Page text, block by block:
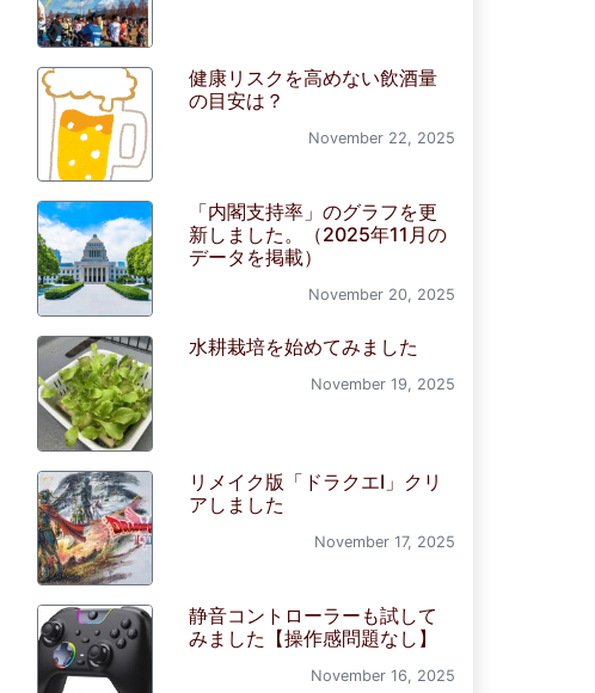
健康リスクを高めない飲酒量
の目安は？
November 22, 2025
「内閣支持率」のグラフを更
新しました。（2025年11月の
データを掲載）
November 20, 2025
水耕栽培を始めてみました
November 19, 2025
リメイク版「ドラクエI」クリ
アしました
November 17, 2025
静音コントローラーも試して
みました【操作感問題なし】
November 16, 2025